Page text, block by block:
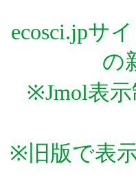
ecosci.jpサ
の
※Jmol表
※旧版で表